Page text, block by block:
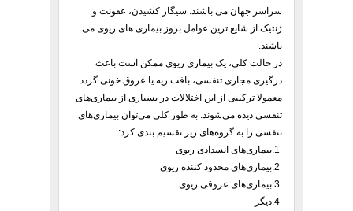
سراسر جهان می باشند. سیگار کشیدن، عفونت و
ژنتیک از شایع ترین عوامل بروز بیماری های ریوی می
باشند.
در حالت کلی، یک بیماری ریوی ممکن است باعث
درگیری مجاری تنفسی، بافت ریه یا عروق خونی گردد.
معمولا ترکیبی از این اختلالات در بسیاری از بیماری‌های
تنفسی دیده می‌شوند. به طور کلی می‌توان بیماری‌های
تنفسی را به گروه‌های زیر تقسیم بندی کرد: